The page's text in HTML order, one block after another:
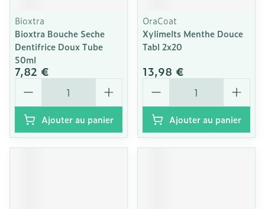
Bioxtra
Bioxtra Bouche Seche
Dentifrice Doux Tube
50ml
7,82 €
Quantité
Ajouter au panier
OraCoat
Xylimelts Menthe Douce
Tabl 2x20
13,98 €
Quantité
Ajouter au panier